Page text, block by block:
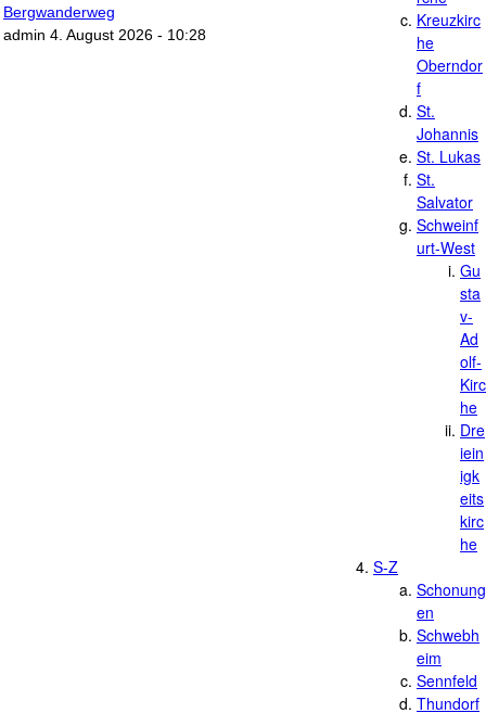
admin 4. August 2026 - 10:28
Kreuzkirc
he
Oberndor
f
St.
Johannis
St. Lukas
St.
Salvator
Schweinf
urt-West
Gu
sta
v-
Ad
olf-
Kirc
he
Dre
iein
igk
eits
kirc
he
S-Z
Schonung
en
Schwebh
eim
Sennfeld
Thundorf